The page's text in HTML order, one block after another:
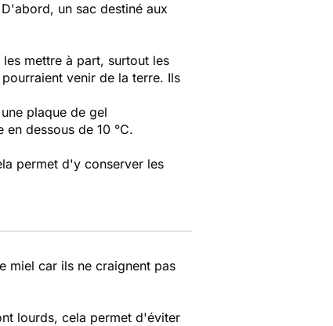
un sac destiné aux
mettre à part, surtout les
venir de la terre. Ils
plaque de gel
dessous de 10 °C.
permet d'y conserver les
miel car ils ne craignent pas
lourds, cela permet d'éviter